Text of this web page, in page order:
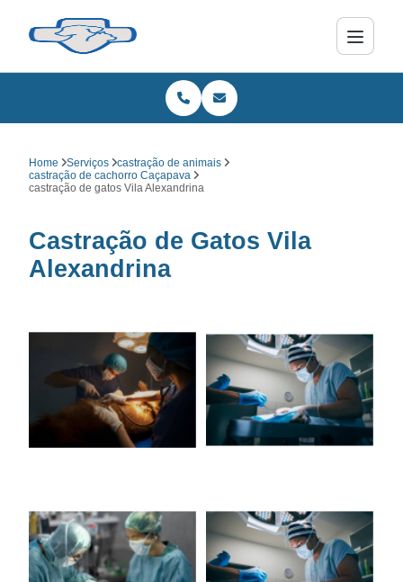
Home Serviços
castração de animais
castração de cachorro Caçapava
castração de gatos Vila Alexandrina
Castração de Gatos Vila
Alexandrina